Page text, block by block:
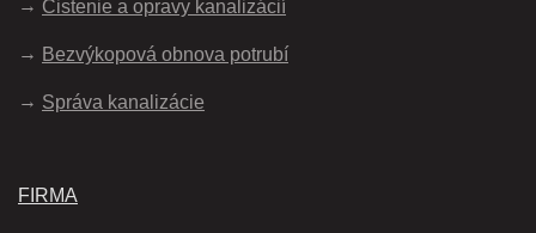
Čistenie a opravy kanalizácií
Bezvýkopová obnova potrubí
Správa kanalizácie
FIRMA